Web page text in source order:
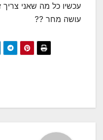
עכשיו כל מה שאני צריך
עושה מחר ??